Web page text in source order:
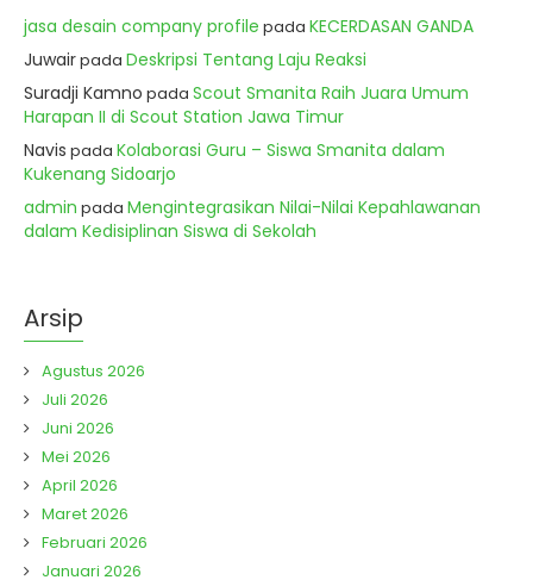
jasa desain company profile pada KECERDASAN GANDA
Juwairpada Deskripsi Tentang Laju Reaksi
Suradji Kamno pada Scout Smanita Raih Juara Umum
Harapan II di Scout Station Jawa Timur
Navis pada Kolaborasi Guru – Siswa Smanita dalam
Kukenang Sidoarjo
admin pada Mengintegrasikan Nilai-Nilai Kepahlawanan
dalam Kedisiplinan Siswa di Sekolah
Arsip
Agustus 2026
Juli 2026
Juni 2026
Mei 2026
April 2026
Maret 2026
Februari 2026
Januari 2026